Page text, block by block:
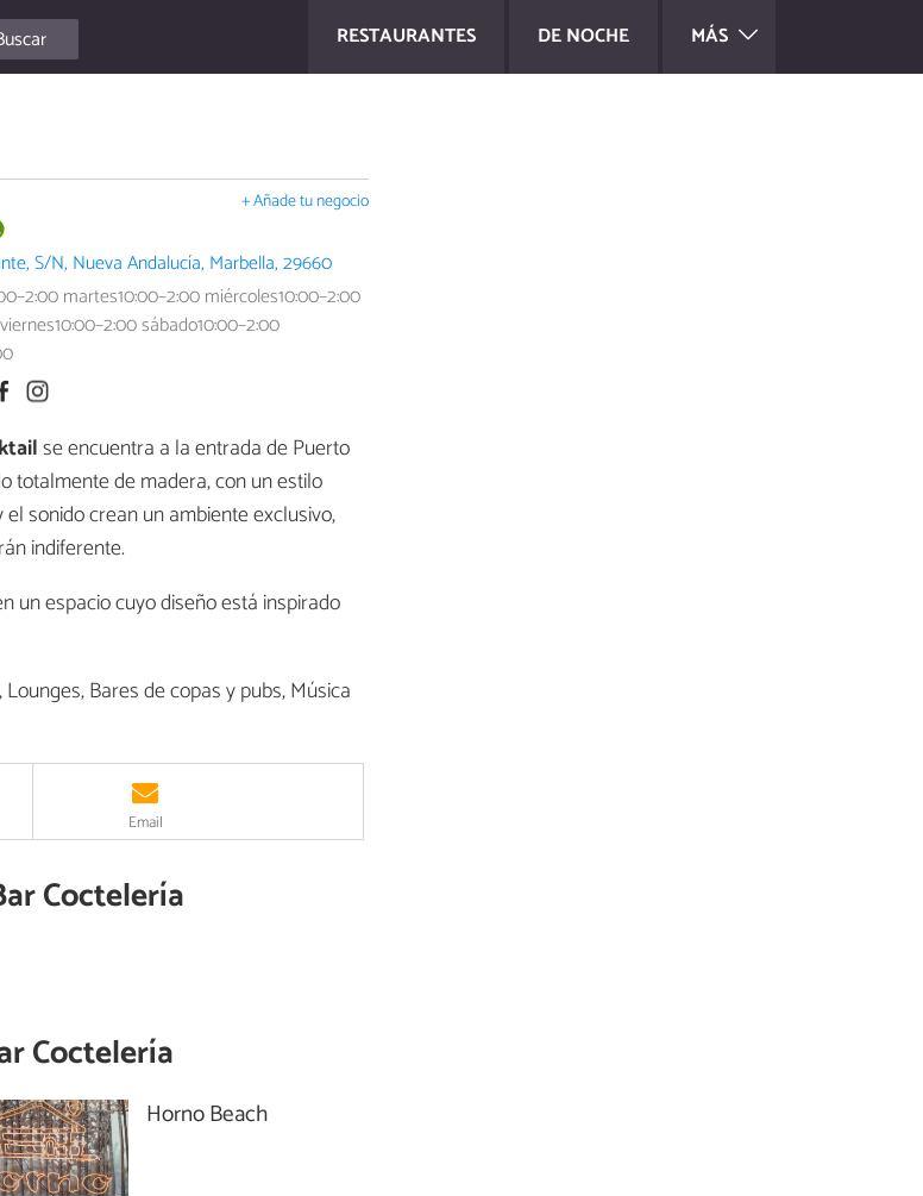
RESTAURANTES DE NOCHE MÁS
+ Añade tu negocio
S/N, Nueva Andalucía, Marbella, 29660
martes10:00–2:00 miércoles10:00–2:00
sábado10:00–2:00
se encuentra a la entrada de Puerto
totalmente de madera, con un estilo
sonido crean un ambiente exclusivo,
indiferente.
un espacio cuyo diseño está inspirado
Bares de copas y pubs, Música
Email
Coctelería
Coctelería
Horno Beach